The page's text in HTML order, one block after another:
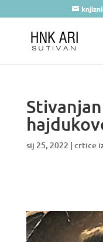
sij 25, 2022 | crtice